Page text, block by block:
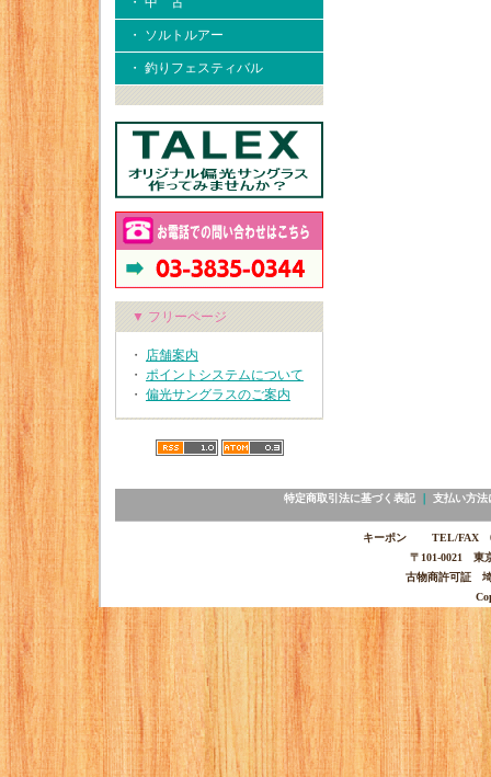
・ ソルトルアー
・ 釣りフェスティバル
▼ フリーページ
・ 店舗案内
・ ポイントシステムについて
・ 偏光サングラスのご案内
特定商取引法に基づく表記｜ 支払い方法
キーポン TEL/FAX
〒101-0021 東
古物商許可証